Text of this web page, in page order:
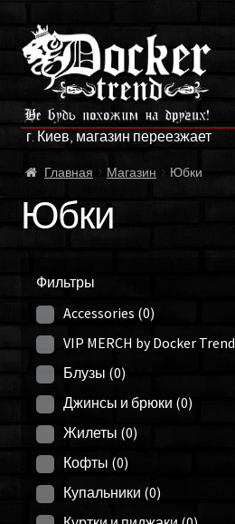
Перейти
к
навигации
Перейти
к
содержимому
г. Киев, магазин переезжает
ГЛАВНАЯ
МАГАЗИН
О НАС
ФРАНЧАЙЗИНГ
МОЙ АККАУНТ
Главная Магазин Юбки
Юбки
Фильтры
Accessories (0)
VIP MERCH by Docker Trend
Блузы (0)
Джинсы и брюки (0)
Жилеты (0)
Кофты (0)
Купальники (0)